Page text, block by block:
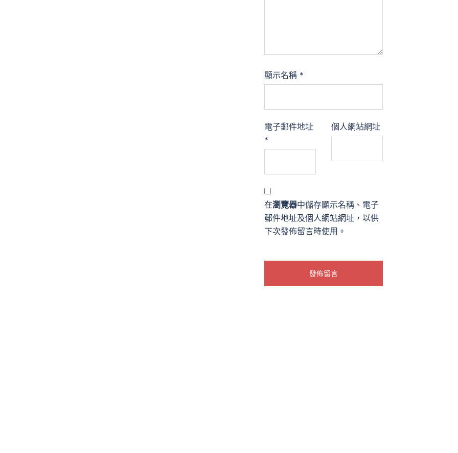
顯示名稱 *
電子郵件地址
*
個人網站網址
在瀏覽器中儲存顯示名稱、電子
郵件地址及個人網站網址，以供
下次發佈留言時使用。